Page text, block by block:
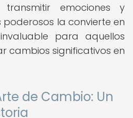
emociones y
poderosos la convierte en
para aquellos
cambios significativos en
de Cambio: Un